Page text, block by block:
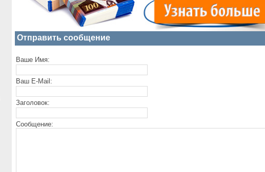
Отправить сообщение
Ваше Имя:
Ваш E-Mail:
Заголовок:
Сообщение: